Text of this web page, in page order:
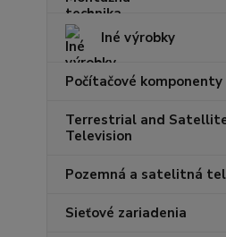
Iné výrobky
Počítačové komponenty
Terrestrial and
Television
Pozemná a satelitná
Sieťové zariadenia